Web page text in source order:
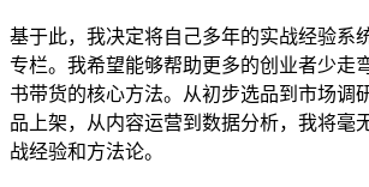
基于此，我决定将自己多年的实战经验系
专栏。我希望能够帮助更多的创业者少走
书带货的核心方法。从初步选品到市场调
品上架，从内容运营到数据分析，我将毫
战经验和方法论。